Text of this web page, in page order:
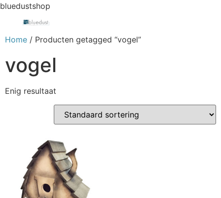
bluedustshop
Home / Producten getagged “vogel”
vogel
Enig resultaat